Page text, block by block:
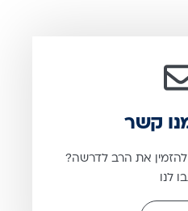
קשר
את הרב לדרשה?
לנו